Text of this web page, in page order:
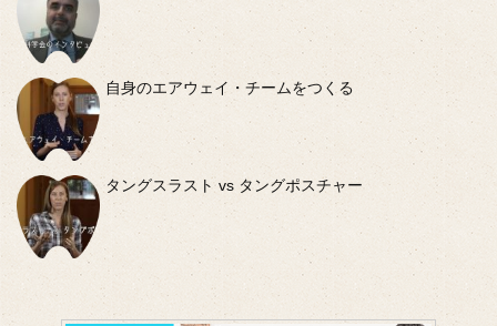
自身のエアウェイ・チームをつくる
タングスラスト vs タングポスチャー